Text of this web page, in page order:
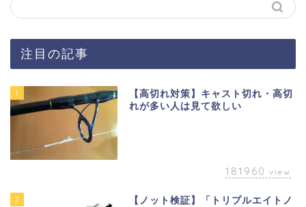
注目の記事
1
【高切れ対策】キャスト切れ・高切
れが多い人は見て欲しい
181960 view
2
【ノット検証】「トリプルエイトノ